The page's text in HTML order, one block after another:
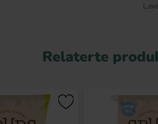
Relaterte